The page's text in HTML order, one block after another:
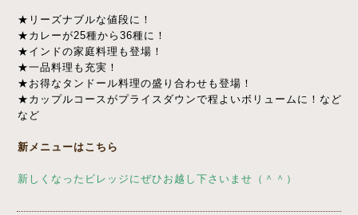
★リーズナブルな値段に！
★カレーが25種から36種に！
★インドの家庭料理も登場！
★一品料理も充実！
★お得なタンドール料理の盛り合わせも登場！
★カップルコースがプライスダウンで程よいボリュームに！など
など
新メニューはこちら
新しくなったビレッジにぜひお越し下さいませ（＾＾）